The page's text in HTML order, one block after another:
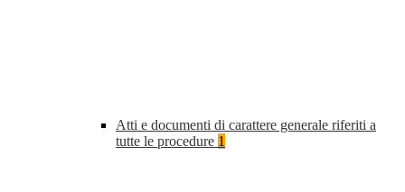
Atti e documenti di carattere generale riferiti a
tutte le procedure 1